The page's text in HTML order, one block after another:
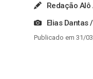
Redação Alô
Elias Dantas
Publicado em 31/